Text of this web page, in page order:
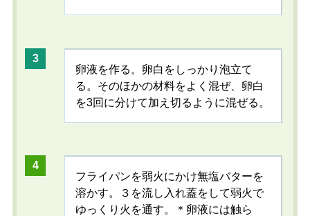
卵液を作る。卵白をしっかり泡立て
る。そのほかの材料をよく混ぜ、卵白
を3回に分けて加え切るように混ぜる。
フライパンを弱火にかけ無塩バターを
溶かす。３を流し入れ蓋をして弱火で
ゆっくり火を通す。＊卵液には触ら